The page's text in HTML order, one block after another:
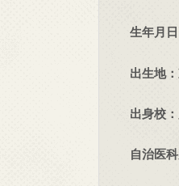
生年月
出生地
出身校
自治医